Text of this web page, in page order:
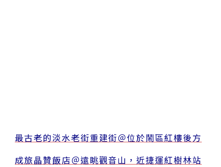
最古老的淡水老街重建街＠位於鬧區紅樓後方
成旅晶贊飯店＠遠眺觀音山，近捷運紅樹林站